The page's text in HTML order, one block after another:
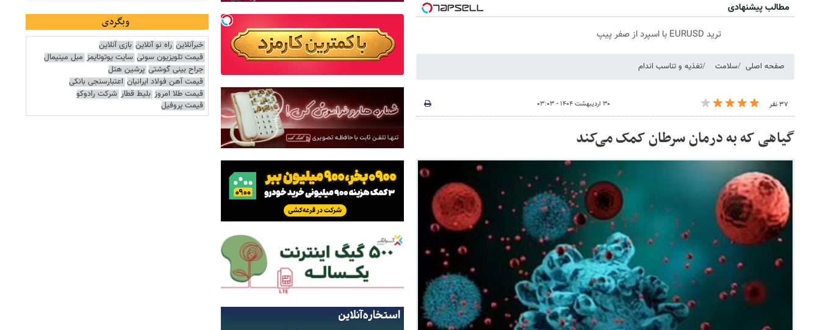
مطالب پیشنهادی
ترید EURUSD با اسپرد از صفر پیپ
صفحه اصلی سلامت تغذیه و تناسب اندام
۳۷ نفر ۳۰ اردیبهشت ۱۴۰۴ - ۰۳:۰۳
گیاهی که به درمان سرطان کمک می‌کند
وبگردی
خبرآنلاین راه نو آنلاین بازی آنلاین
قیمت تلویزیون سونی سایت یوتوتایمز مبل مینیمال
جراح بینی گوشتی پرشین هتل
قیمت آهن فولاد ایرانیان اعتبارسنجی بانکی
قیمت طلا امروز بلیط قطار شرکت رادوکو
قیمت پروفیل